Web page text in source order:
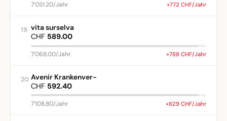
7'051.20/Jahr +772 CHF/Jahr
19 vita surselva
CHF 589.00
7'068.00/Jahr +788 CHF/Jahr
20 Avenir Krankenver-
CHF 592.40
7'108.80/Jahr +829 CHF/Jahr